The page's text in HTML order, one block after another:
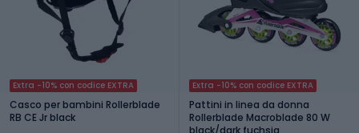
Extra -10% con codice EXTRA
Casco per bambini Rollerblade
RB CE Jr black
Extra -10% con codice EXTRA
Pattini in linea da donna
Rollerblade Macroblade 80 W
black/dark fuchsia